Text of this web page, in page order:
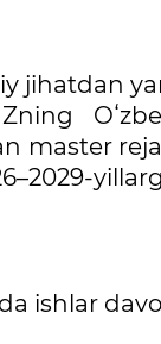
jihatdan
master
ishlar